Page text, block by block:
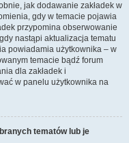
jak dodawanie zakładek w
gdy w temacie pojawia
przypomina obserwowanie
nastąpi aktualizacja tematu
powiadamia użytkownika – w
temacie bądź forum
dla zakładek i
w panelu użytkownika na
tematów lub je